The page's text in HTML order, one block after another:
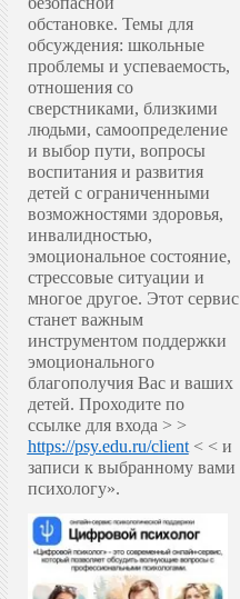
обстановке. Темы для
обсуждения: школьные
проблемы и успеваемость,
отношения со
сверстниками, близкими
людьми, самоопределение
и выбор пути, вопросы
воспитания и развития
детей с ограниченными
возможностями здоровья,
инвалидностью,
эмоциональное состояние,
стрессовые ситуации и
многое другое. Этот сервис
станет важным
инструментом поддержки
эмоционального
благополучия Вас и ваших
детей. Проходите по
ссылке для входа > >
https://psy.edu.ru/client< < и
записи к выбранному вами
психологу».